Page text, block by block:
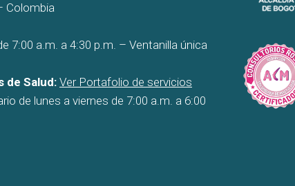
Colombia
7:00 a.m. a 4:30 p.m. – Ventanilla única
de Salud: Ver Portafolio de servicios
de lunes a viernes de 7:00 a.m. a 6:00